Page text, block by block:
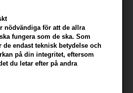
nödvändiga för att de allra
fungera som de ska. Som
de endast teknisk betydelse och
på din integritet, eftersom
du letar efter på andra
för att ge omedelbar volym
Den innehåller ett mineralkomplex med
vilket ger håret fyllighet och en mjuk,
skyddar hårfärgen från att
medan aminosyror från jäst
Solrosfröextrakt skyddar mot UV-